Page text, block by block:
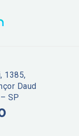
1385,
Daud
SP